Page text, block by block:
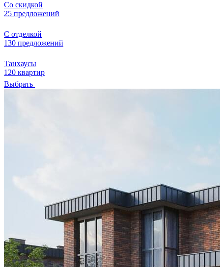
Со скидкой
25 предложений
С отделкой
130 предложений
Танхаусы
120 квартир
Выбрать